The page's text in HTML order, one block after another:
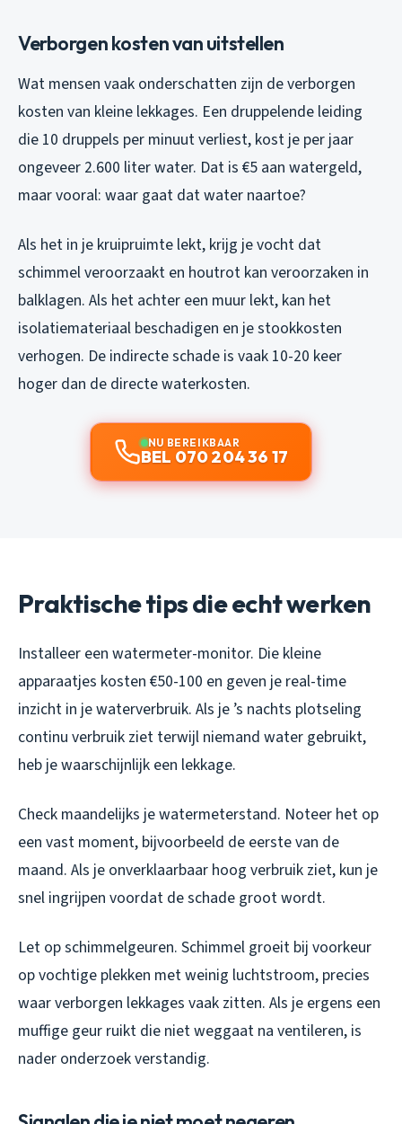
Verborgen kosten van uitstellen
Wat mensen vaak onderschatten zijn de verborgen
kosten van kleine lekkages. Een druppelende leiding
die 10 druppels per minuut verliest, kost je per jaar
ongeveer 2.600 liter water. Dat is €5 aan watergeld,
maar vooral: waar gaat dat water naartoe?
Als het in je kruipruimte lekt, krijg je vocht dat
schimmel veroorzaakt en houtrot kan veroorzaken in
balklagen. Als het achter een muur lekt, kan het
isolatiemateriaal beschadigen en je stookkosten
verhogen. De indirecte schade is vaak 10-20 keer
hoger dan de directe waterkosten.
NU BEREIKBAAR
BEL 070 204 36 17
Praktische tips die echt werken
Installeer een watermeter-monitor. Die kleine
apparaatjes kosten €50-100 en geven je real-time
inzicht in je waterverbruik. Als je ’s nachts plotseling
continu verbruik ziet terwijl niemand water gebruikt,
heb je waarschijnlijk een lekkage.
Check maandelijks je watermeterstand. Noteer het op
een vast moment, bijvoorbeeld de eerste van de
maand. Als je onverklaarbaar hoog verbruik ziet, kun je
snel ingrijpen voordat de schade groot wordt.
Let op schimmelgeuren. Schimmel groeit bij voorkeur
op vochtige plekken met weinig luchtstroom, precies
waar verborgen lekkages vaak zitten. Als je ergens een
muffige geur ruikt die niet weggaat na ventileren, is
nader onderzoek verstandig.